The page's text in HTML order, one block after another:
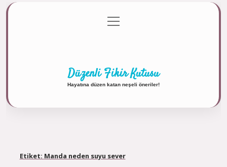
Gizlilik Politikası
menüyü
aç
Düzenli Fikir Kutusu
Hayatına düzen katan neşeli öneriler!
Etiket: Manda neden suyu sever